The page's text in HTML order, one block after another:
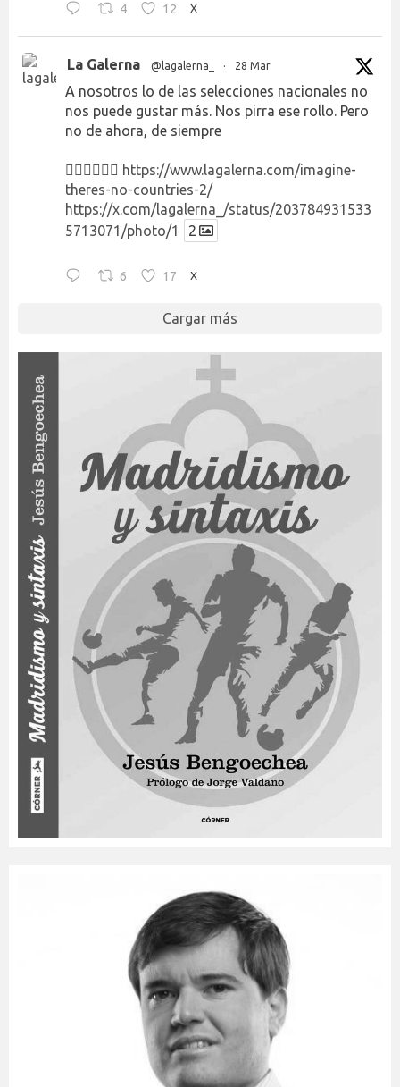
4 12 X
La Galerna @lagalerna_ · 28 Mar
A nosotros lo de las selecciones nacionales no
nos puede gustar más. Nos pirra ese rollo. Pero
no de ahora, de siempre
👉🏻👉🏻👉🏻 https://www.lagalerna.com/imagine-
theres-no-countries-2/
https://x.com/lagalerna_/status/203784931533
5713071/photo/1
2
6 17 X
Cargar más